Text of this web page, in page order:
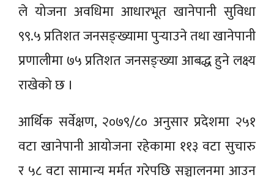
ले योजना अवधिमा आधारभूत खानेपानी सुविधा
९९.५ प्रतिशत जनसङ्ख्यामा पुर्‍याउने तथा खानेपानी
प्रणालीमा ७५ प्रतिशत जनसङ्ख्या आबद्ध हुने लक्ष्य
राखेको छ ।
आर्थिक सर्वेक्षण, २०७९/८० अनुसार प्रदेशमा २५१
वटा खानेपानी आयोजना रहेकामा ११३ वटा सुचारु
र ५८ वटा सामान्य मर्मत गरेपछि सञ्चालनमा आउन